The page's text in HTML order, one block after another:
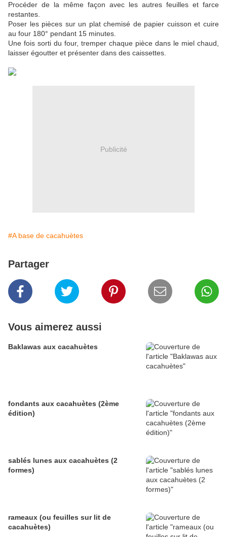
Procéder de la même façon avec les autres feuilles et farce
restantes.
Poser les pièces sur un plat chemisé de papier cuisson et cuire
au four 180° pendant 15 minutes.
Une fois sorti du four, tremper chaque pièce dans le miel chaud,
laisser égoutter et présenter dans des caissettes.
Publicité
#A base de cacahuètes
Partager
Vous aimerez aussi
Baklawas aux cacahuètes
fondants aux cacahuètes (2ème
édition)
sablés lunes aux cacahuètes (2
formes)
rameaux (ou feuilles sur lit de
cacahuètes)